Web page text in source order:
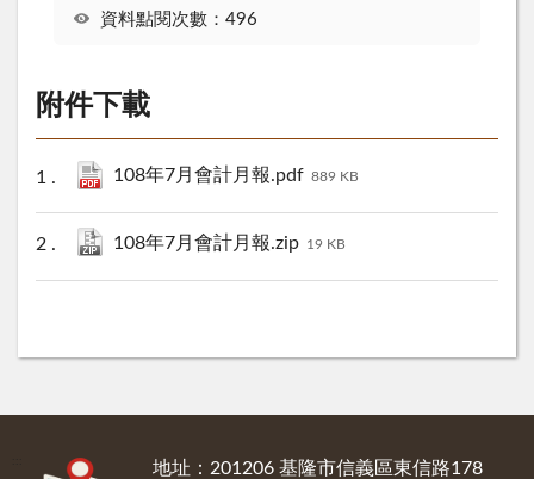
資料點閱次數：496
附件下載
108年7月會計月報.pdf 889 KB
108年7月會計月報.zip 19 KB
地址：201206 基隆市信義區東信路178